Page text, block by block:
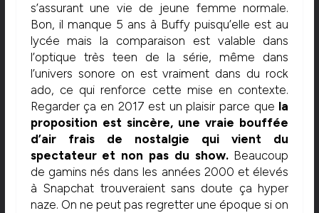
s’assurant une vie de jeune femme normale.
Bon, il manque 5 ans à Buffy puisqu’elle est au
lycée mais la comparaison est valable dans
l’optique très teen de la série, même dans
l’univers sonore on est vraiment dans du rock
ado, ce qui renforce cette mise en contexte.
Regarder ça en 2017 est un plaisir parce que la
proposition est sincère, une vraie bouffée
d’air frais de nostalgie qui vient du
spectateur et non pas du show.Beaucoup
de gamins nés dans les années 2000 et élevés
à Snapchat trouveraient sans doute ça hyper
naze. On ne peut pas regretter une époque si on